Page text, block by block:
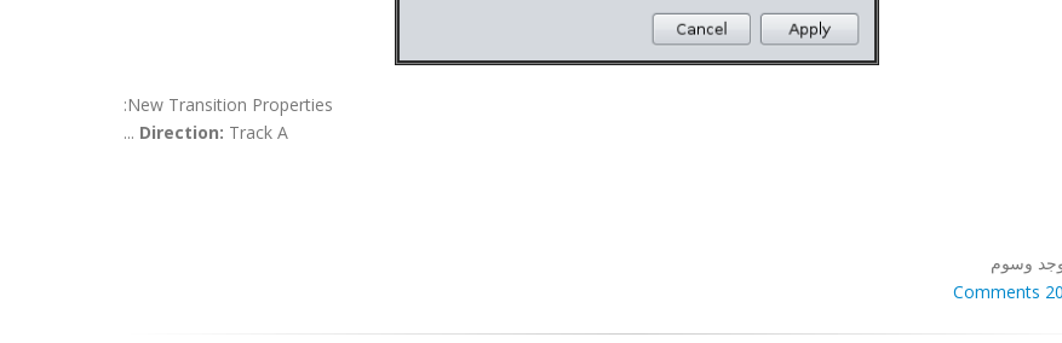
New Transition Properties:
Direction: Track A ...
وسوم
20 Comments